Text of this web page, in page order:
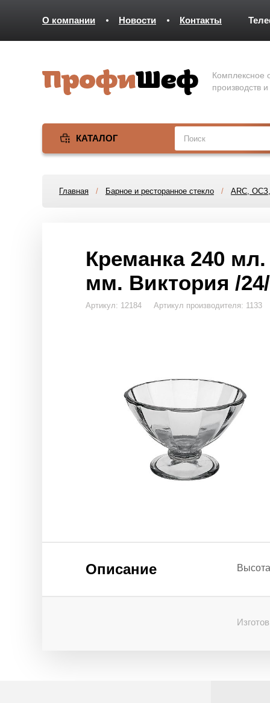
О компании Новости Контакты
Комплексное
производств
КАТАЛОГ
Главная / Барное и ресторанное стекло / ARC,
Креманка 240
мм. Виктория /
Артикул: 12184 Артикул производителя: 1133
Описание